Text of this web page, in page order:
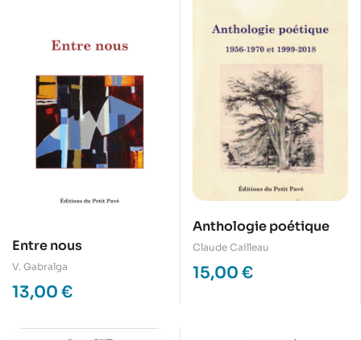
Entre nous
V. Gabralga
13,00 €
Anthologie poétique
Claude Cailleau
15,00 €